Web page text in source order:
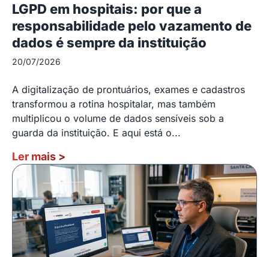
LGPD em hospitais: por que a
responsabilidade pelo vazamento de
dados é sempre da instituição
20/07/2026
A digitalização de prontuários, exames e cadastros
transformou a rotina hospitalar, mas também
multiplicou o volume de dados sensíveis sob a
guarda da instituição. E aqui está o...
Ler mais >